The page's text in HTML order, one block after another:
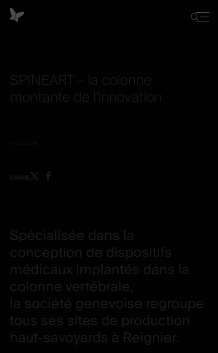
SPINEART– la colonne
montante de l’innovation
16.12.2024
SHAREShare
window
Share
window
Spécialisée dans la
conception de dispositifs
médicaux implantés dans la
colonne vertébrale,
la société genevoise regroupe
tous ses sites de production
haut-savoyards à Reignier.
Close
Cookie-
Einstellungen